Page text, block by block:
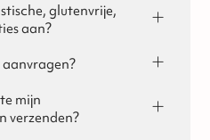
glutenvrije,
aan?
de pagina's van Sinterklaas,
kunt het proefpakket
de mail. De kosten voor het
van de bestelling in
mijn
verzenden?